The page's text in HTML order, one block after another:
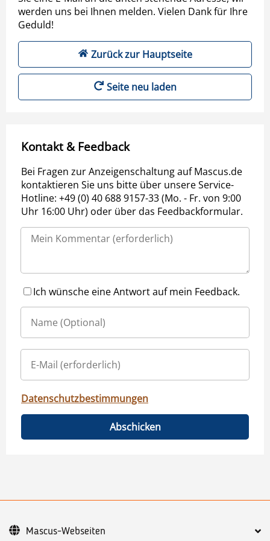
werden uns bei Ihnen melden. Vielen Dank für Ihre
Geduld!
Zurück zur Hauptseite
Seite neu laden
Kontakt & Feedback
Bei Fragen zur Anzeigenschaltung auf Mascus.de
kontaktieren Sie uns bitte über unsere Service-
Hotline: +49 (0) 40 688 9157-33 (Mo. - Fr. von 9:00
Uhr 16:00 Uhr) oder über das Feedbackformular.
Ich wünsche eine Antwort auf mein Feedback.
Datenschutzbestimmungen
Abschicken
Mascus-Webseiten